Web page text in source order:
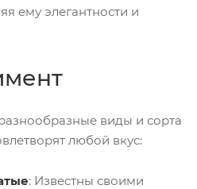
ему элегантности и
виды и сорта
любой вкус:
: Известны своими